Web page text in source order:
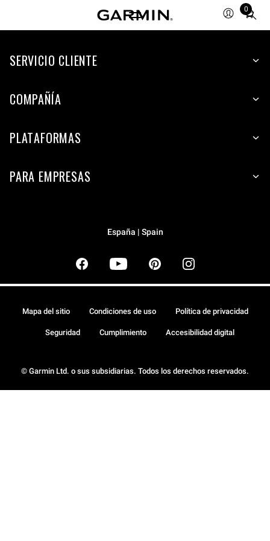
0
Total
items
cart:
SERVICIO CLIENTE
COMPAÑÍA
PLATAFORMAS
PARA EMPRESAS
España | Spain
© Garmin Ltd. o sus subsidiarias. Todos los derechos reservados.
Mapa del sitio Condiciones de uso Política de privacidad
Seguridad Cumplimiento Accesibilidad digital